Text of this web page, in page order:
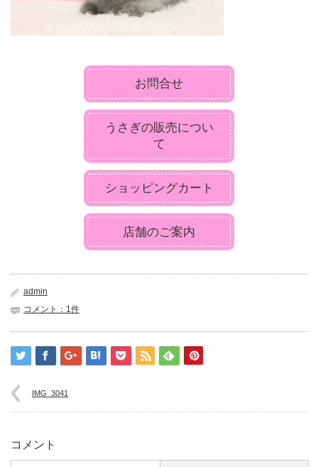
お問合せ
うさぎの販売につい
て
ショッピングカート
店舗のご案内
admin
コメント：1件
IMG_3041
コメント